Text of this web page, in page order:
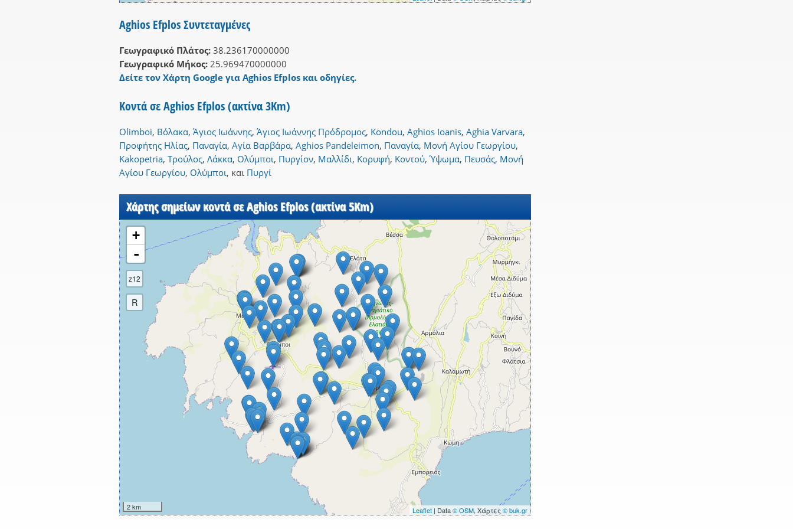
Aghios Efplos Συντεταγμένες
Γεωγραφικό Πλάτος: 38.236170000000
Γεωγραφικό Μήκος: 25.969470000000
Δείτε τον Χάρτη Google για Aghios Efplos και οδηγίες.
Κοντά σε Aghios Efplos (ακτίνα 3Km)
Olimboi, Βόλακα, Άγιος Ιωάννης, Άγιος Ιωάννης Πρόδρομος, Kondou, Aghios Ioanis, Aghia Varvara,
Προφήτης Ηλίας, Παναγία, Αγία Βαρβάρα, Aghios Pandeleimon, Παναγία, Μονή Αγίου Γεωργίου,
Kakopetria, Τρούλος, Λάκκα, Ολύμποι, Πυργίον, Μαλλίδι, Κορυφή, Κοντού,Ύψωμα, Πευσάς, Μονή
Αγίου Γεωργίου, Ολύμποι, και Πυργί
Χάρτης σημείων κοντά σε Aghios Efplos (ακτίνα 5Km)
+
-
z12
R
2 km Leaflet| Data© OSM, Χάρτες © buk.gr